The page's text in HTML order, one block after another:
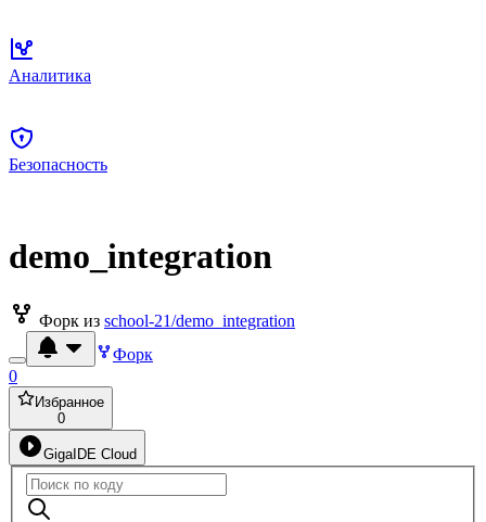
Аналитика
Безопасность
demo_integration
Форк из school-21/demo_integration
Форк
0
Избранное
0
GigaIDE Cloud